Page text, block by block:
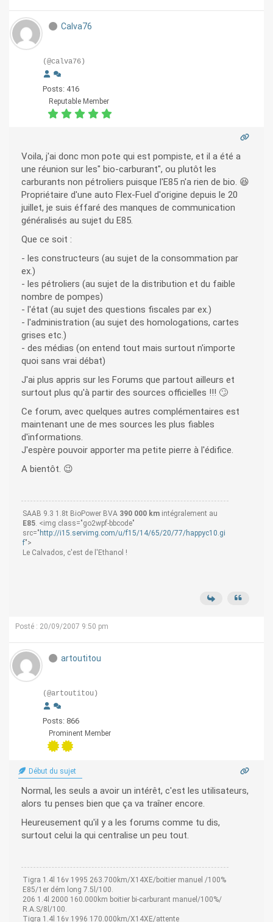
Calva76
(@calva76)
Posts: 416
Reputable Member
Voila, j'ai donc mon pote qui est pompiste, et il a été a
une réunion sur les" bio-carburant", ou plutôt les
carburants non pétroliers puisque l'E85 n'a rien de bio. 😆
Propriétaire d'une auto Flex-Fuel d'origine depuis le 20
juillet, je suis éffaré des manques de communication
généralisés au sujet du E85.
Que ce soit :
- les constructeurs (au sujet de la consommation par
ex.)
- les pétroliers (au sujet de la distribution et du faible
nombre de pompes)
- l'état (au sujet des questions fiscales par ex.)
- l'administration (au sujet des homologations, cartes
grises etc.)
- des médias (on entend tout mais surtout n'importe
quoi sans vrai débat)
J'ai plus appris sur les Forums que partout ailleurs et
surtout plus qu'à partir des sources officielles !!! 🙄
Ce forum, avec quelques autres complémentaires est
maintenant une de mes sources les plus fiables
d'informations.
J'espère pouvoir apporter ma petite pierre à l'édifice.
A bientôt. 😉
SAAB 9.3 1.8t BioPower BVA 390 000 km intégralement au
E85. <img class="go2wpf-bbcode"
src=" http://i15.servimg.com/u/f15/14/65/20/77/happyc10.gi
f">
Le Calvados, c'est de l'Ethanol !
Posté : 20/09/2007 9:50 pm
artoutitou
(@artoutitou)
Posts: 866
Prominent Member
Début du sujet
Normal, les seuls a avoir un intérêt, c'est les utilisateurs,
alors tu penses bien que ça va traîner encore.
Heureusement qu'il y a les forums comme tu dis,
surtout celui la qui centralise un peu tout.
Tigra 1.4l 16v 1995 263.700km/X14XE/boitier manuel /100%
E85/1er dém long 7.5l/100.
206 1.4l 2000 160.000km boitier bi-carburant manuel/100%/
R.A.S/8l/100.
Tigra 1.4l 16v 1996 170.000km/X14XE/attente